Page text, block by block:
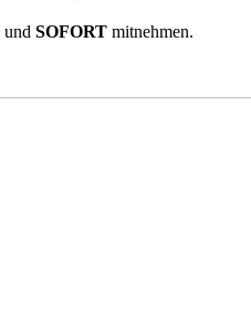
und SOFORT mitnehmen.